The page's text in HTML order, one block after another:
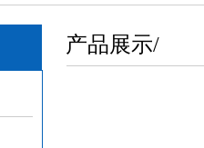
产品展示/